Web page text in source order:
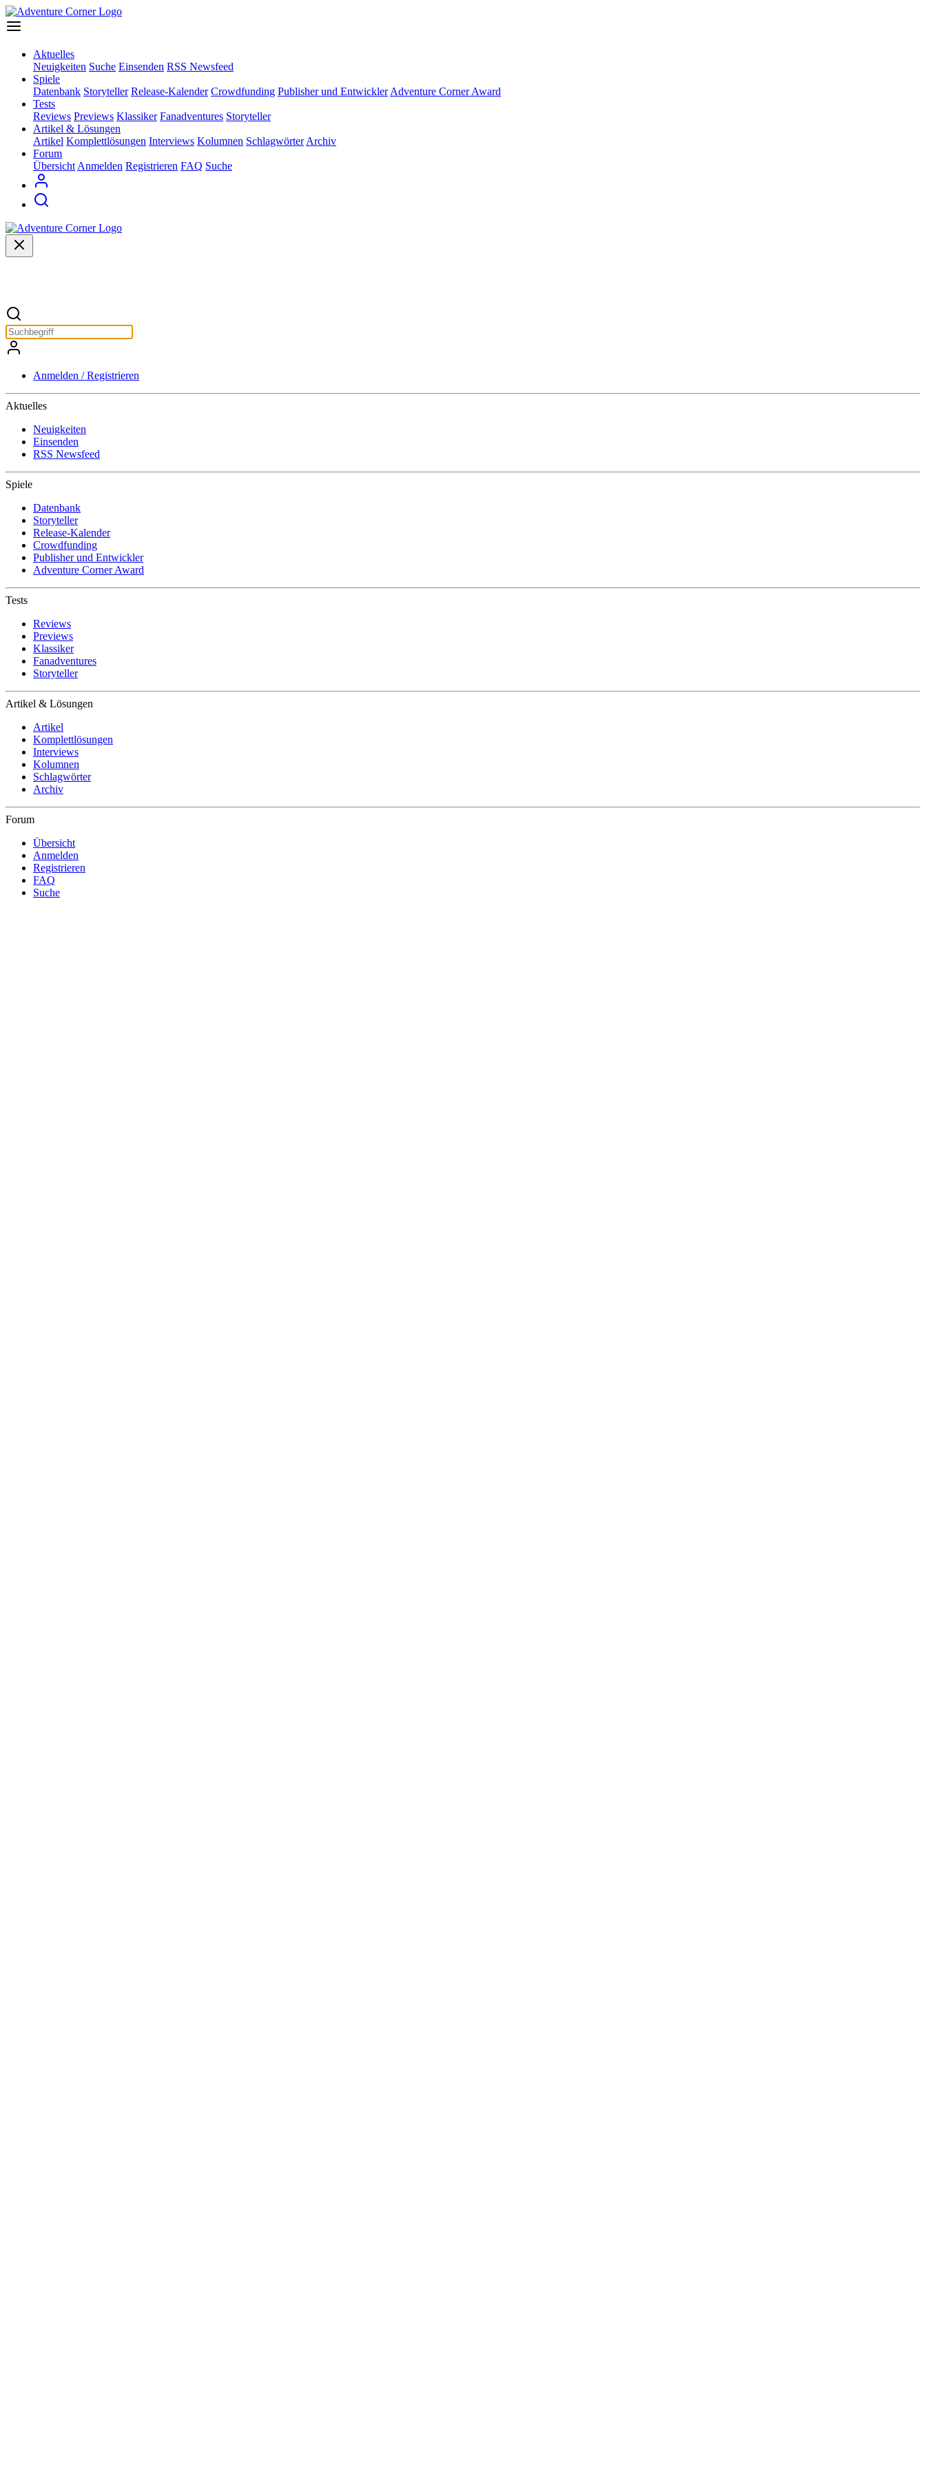
Aktuelles
Neuigkeiten Suche Einsenden RSS Newsfeed
Spiele
Datenbank Storyteller Release-Kalender Crowdfunding Publisher und Entwickler Adventure Corner Award
Tests
Reviews Previews Klassiker Fanadventures Storyteller
Artikel & Lösungen
Artikel Komplettlösungen Interviews Kolumnen Schlagwörter Archiv
Forum
Übersicht Anmelden Registrieren FAQ Suche
Anmelden / Registrieren
Aktuelles
Neuigkeiten
Einsenden
RSS Newsfeed
Spiele
Datenbank
Storyteller
Release-Kalender
Crowdfunding
Publisher und Entwickler
Adventure Corner Award
Tests
Reviews
Previews
Klassiker
Fanadventures
Storyteller
Artikel & Lösungen
Artikel
Komplettlösungen
Interviews
Kolumnen
Schlagwörter
Archiv
Forum
Übersicht
Anmelden
Registrieren
FAQ
Suche